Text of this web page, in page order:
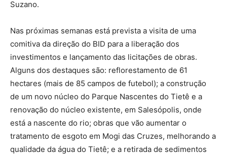
Suzano.
Nas próximas semanas está prevista a visita de uma
comitiva da direção do BID para a liberação dos
investimentos e lançamento das licitações de obras.
Alguns dos destaques são: reflorestamento de 61
hectares (mais de 85 campos de futebol); a construção
de um novo núcleo do Parque Nascentes do Tietê e a
renovação do núcleo existente, em Salesópolis, onde
está a nascente do rio; obras que vão aumentar o
tratamento de esgoto em Mogi das Cruzes, melhorando a
qualidade da água do Tietê; e a retirada de sedimentos